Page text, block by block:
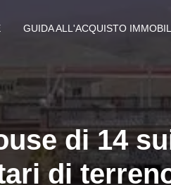
GUIDA ALL'ACQUISTO
di 14
di